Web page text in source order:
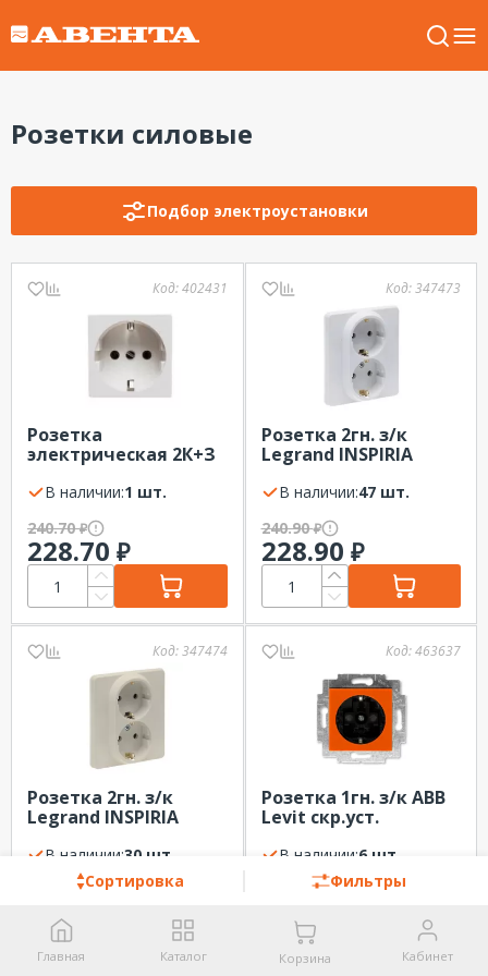
Розетки силовые
Сортировка Фильтры
Подбор электроустановки
Код:402431
Розетка
электрическая 2К+З
SPLВ наличии:
1 шт.
240.70₽
228.70 ₽
Код:347473
Розетка 2гн. з/к
Legrand INSPIRIA
В наличии:
47 шт.
240.90₽
228.90 ₽
Код:347474
Розетка 2гн. з/к
Legrand INSPIRIA
кость
В наличии:
30 шт.
240.90₽
228.90
Код:463637
Розетка 1гн. з/к ABB
Levit скр.уст.
дымчатый чёрный
со шторками
В наличии:
6 шт.
241.60₽
229.50
Главная Каталог Корзина Кабинет